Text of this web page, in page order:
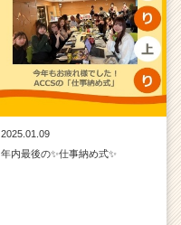
2025.01.09
年内最後の✨仕事納め式✨